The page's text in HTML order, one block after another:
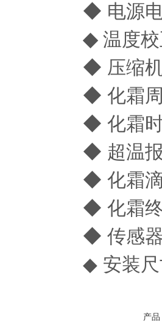
◆ 电源
◆ 温度
◆ 压缩
◆ 化霜
◆ 化霜
◆ 超温
◆ 化霜
◆ 化霜
◆ 传感
◆ 安装
产品